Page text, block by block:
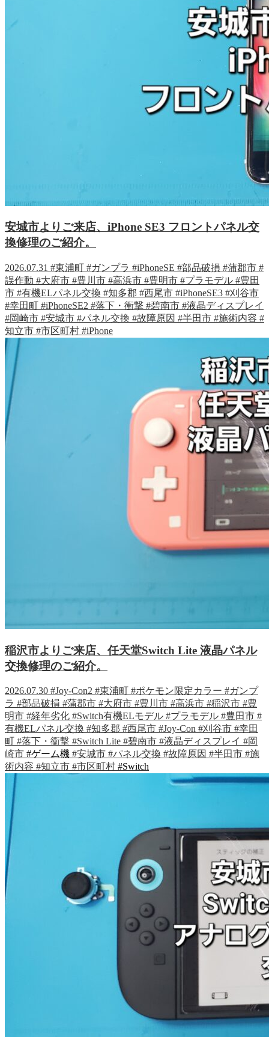
安城市よりご来店、iPhone SE3 フロントパネル交
換修理のご紹介。
2026.07.31 #東浦町 #ガンプラ #iPhoneSE #部品破損 #蒲郡市 #
誤作動 #大府市 #豊川市 #高浜市 #豊明市 #プラモデル #豊田
市 #有機ELパネル交換 #知多郡 #西尾市 #iPhoneSE3 #刈谷市
#幸田町 #iPhoneSE2 #落下・衝撃 #碧南市 #液晶ディスプレイ
#岡崎市 #安城市 #パネル交換 #故障原因 #半田市 #施術内容 #
知立市 #市区町村 #iPhone
稲沢市よりご来店、任天堂Switch Lite 液晶パネル
交換修理のご紹介。
2026.07.30 #Joy-Con2 #東浦町 #ポケモン限定カラー #ガンプ
ラ #部品破損 #蒲郡市 #大府市 #豊川市 #高浜市 #稲沢市 #豊
明市 #経年劣化 #Switch有機ELモデル #プラモデル #豊田市 #
有機ELパネル交換 #知多郡 #西尾市 #Joy-Con #刈谷市 #幸田
町 #落下・衝撃 #Switch Lite #碧南市 #液晶ディスプレイ #岡
崎市 #ゲーム機 #安城市 #パネル交換 #故障原因 #半田市 #施
術内容 #知立市 #市区町村 #Switch